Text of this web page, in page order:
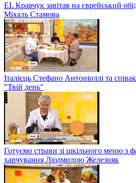
EL Кравчук завітав на єврейський
Міхаль Стамова
Італієць Стефано Антоніоллі та
"Твій день"
Готуємо страви зі шкільного меню з
харчування Людмилою Железняк